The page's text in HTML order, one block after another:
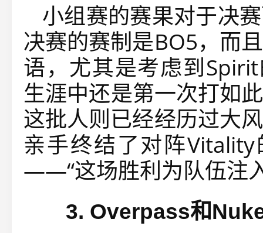
小组赛的赛果对于决
决赛的赛制是BO5，而
语，尤其是考虑到
生涯中还是第一次打如
这批人则已经经历过大
亲手终结了对阵
——“这场胜利为队伍注
3. Overpass和